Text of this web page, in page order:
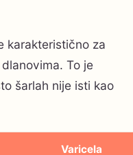
karakteristično za
To je
šarlah nije isti kao
Varicela